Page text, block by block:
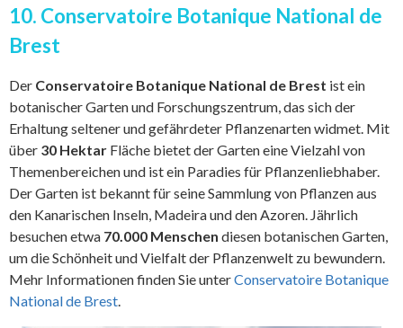
10. Conservatoire Botanique National de
Brest
Der Conservatoire Botanique National de Brest ist ein
botanischer Garten und Forschungszentrum, das sich der
Erhaltung seltener und gefährdeter Pflanzenarten widmet. Mit
über 30 Hektar Fläche bietet der Garten eine Vielzahl von
Themenbereichen und ist ein Paradies für Pflanzenliebhaber.
Der Garten ist bekannt für seine Sammlung von Pflanzen aus
den Kanarischen Inseln, Madeira und den Azoren. Jährlich
besuchen etwa 70.000 Menschen diesen botanischen Garten,
um die Schönheit und Vielfalt der Pflanzenwelt zu bewundern.
Mehr Informationen finden Sie unterConservatoire Botanique
National de Brest.